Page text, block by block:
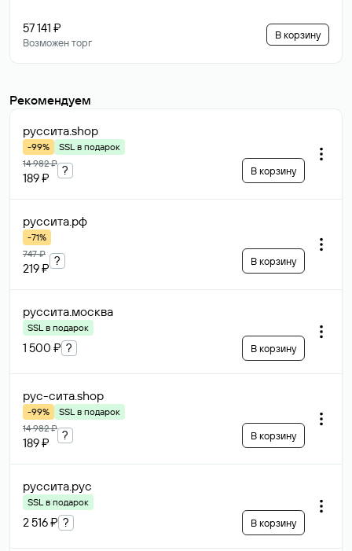
57 141 ₽
Возможен торг
В корзину
Рекомендуем
руссита.shop
-99%
SSL в подарок
14 982 ₽
189 ₽
? В корзину
руссита.рф
-71%
747 ₽
219 ₽
? В корзину
руссита.москва
SSL в подарок
1 500 ₽ ? В корзину
рус-сита.shop
-99%
SSL в подарок
14 982 ₽
189 ₽
? В корзину
руссита.рус
SSL в подарок
2 516 ₽ ? В корзину